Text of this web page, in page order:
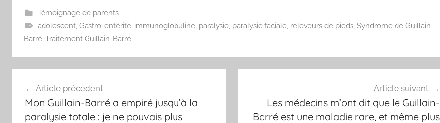
Témoignage de parents
adolescent, Gastro-entérite, immunoglobuline, paralysie, paralysie faciale, releveurs de pieds, Syndrome de Guillain-
Barré, Traitement Guillain-Barré
de
l’article
Article précédent
Mon Guillain-Barré a empiré jusqu’à la
paralysie totale : je ne pouvais plus
Article suivant
Les médecins m’ont dit que le Guillain-
Barré est une maladie rare, et même plus